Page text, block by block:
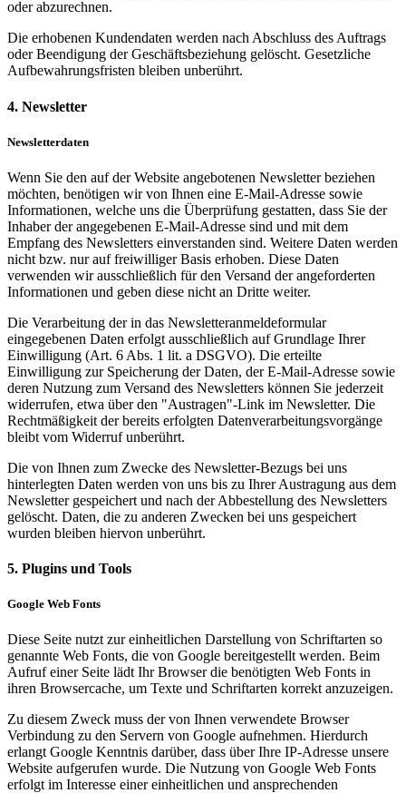
oder abzurechnen.
Die erhobenen Kundendaten werden nach Abschluss des Auftrags
oder Beendigung der Geschäftsbeziehung gelöscht. Gesetzliche
Aufbewahrungsfristen bleiben unberührt.
4. Newsletter
Newsletterdaten
Wenn Sie den auf der Website angebotenen Newsletter beziehen
möchten, benötigen wir von Ihnen eine E-Mail-Adresse sowie
Informationen, welche uns die Überprüfung gestatten, dass Sie der
Inhaber der angegebenen E-Mail-Adresse sind und mit dem
Empfang des Newsletters einverstanden sind. Weitere Daten werden
nicht bzw. nur auf freiwilliger Basis erhoben. Diese Daten
verwenden wir ausschließlich für den Versand der angeforderten
Informationen und geben diese nicht an Dritte weiter.
Die Verarbeitung der in das Newsletteranmeldeformular
eingegebenen Daten erfolgt ausschließlich auf Grundlage Ihrer
Einwilligung (Art. 6 Abs. 1 lit. a DSGVO). Die erteilte
Einwilligung zur Speicherung der Daten, der E-Mail-Adresse sowie
deren Nutzung zum Versand des Newsletters können Sie jederzeit
widerrufen, etwa über den "Austragen"-Link im Newsletter. Die
Rechtmäßigkeit der bereits erfolgten Datenverarbeitungsvorgänge
bleibt vom Widerruf unberührt.
Die von Ihnen zum Zwecke des Newsletter-Bezugs bei uns
hinterlegten Daten werden von uns bis zu Ihrer Austragung aus dem
Newsletter gespeichert und nach der Abbestellung des Newsletters
gelöscht. Daten, die zu anderen Zwecken bei uns gespeichert
wurden bleiben hiervon unberührt.
5. Plugins und Tools
Google Web Fonts
Diese Seite nutzt zur einheitlichen Darstellung von Schriftarten so
genannte Web Fonts, die von Google bereitgestellt werden. Beim
Aufruf einer Seite lädt Ihr Browser die benötigten Web Fonts in
ihren Browsercache, um Texte und Schriftarten korrekt anzuzeigen.
Zu diesem Zweck muss der von Ihnen verwendete Browser
Verbindung zu den Servern von Google aufnehmen. Hierdurch
erlangt Google Kenntnis darüber, dass über Ihre IP-Adresse unsere
Website aufgerufen wurde. Die Nutzung von Google Web Fonts
erfolgt im Interesse einer einheitlichen und ansprechenden